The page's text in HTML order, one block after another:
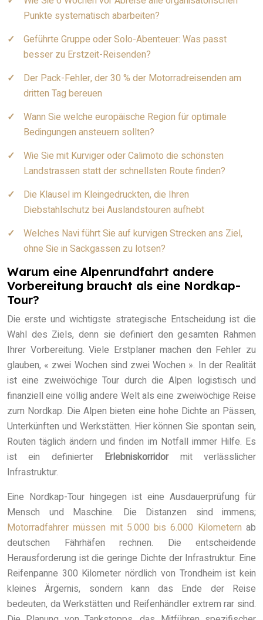
Punkte systematisch abarbeiten?
Geführte Gruppe oder Solo-Abenteuer: Was passt
besser zu Erstzeit-Reisenden?
Der Pack-Fehler, der 30 % der Motorradreisenden am
dritten Tag bereuen
Wann Sie welche europäische Region für optimale
Bedingungen ansteuern sollten?
Wie Sie mit Kurviger oder Calimoto die schönsten
Landstrassen statt der schnellsten Route finden?
Die Klausel im Kleingedruckten, die Ihren
Diebstahlschutz bei Auslandstouren aufhebt
Welches Navi führt Sie auf kurvigen Strecken ans Ziel,
ohne Sie in Sackgassen zu lotsen?
Warum eine Alpenrundfahrt andere
Vorbereitung braucht als eine Nordkap-
Tour?
Die erste und wichtigste strategische Entscheidung ist die
Wahl des Ziels, denn sie definiert den gesamten Rahmen
Ihrer Vorbereitung. Viele Erstplaner machen den Fehler zu
glauben, « zwei Wochen sind zwei Wochen ». In der Realität
ist eine zweiwöchige Tour durch die Alpen logistisch und
finanziell eine völlig andere Welt als eine zweiwöchige Reise
zum Nordkap. Die Alpen bieten eine hohe Dichte an Pässen,
Unterkünften und Werkstätten. Hier können Sie spontan sein,
Routen täglich ändern und finden im Notfall immer Hilfe. Es
ist ein definierter Erlebniskorridormit verlässlicher
Infrastruktur.
Eine Nordkap-Tour hingegen ist eine Ausdauerprüfung für
Mensch und Maschine. Die Distanzen sind immens;
Motorradfahrer müssen mit 5.000 bis 6.000 Kilometern ab
deutschen Fährhäfen rechnen. Die entscheidende
Herausforderung ist die geringe Dichte der Infrastruktur. Eine
Reifenpanne 300 Kilometer nördlich von Trondheim ist kein
kleines Ärgernis, sondern kann das Ende der Reise
bedeuten, da Werkstätten und Reifenhändler extrem rar sind.